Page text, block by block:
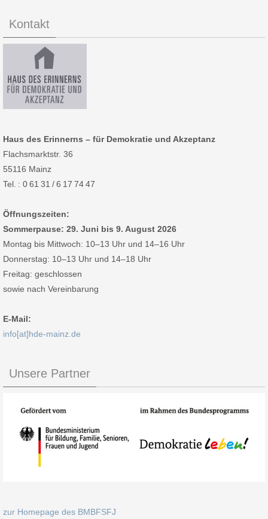
Kontakt
Haus des Erinnerns – für Demokratie und Akzeptanz
Flachsmarktstr. 36
55116 Mainz
Tel. : 0 61 31 / 6 17 74 47
Öffnungszeiten:
Sommerpause: 29. Juni bis 9. August 2026
Montag bis Mittwoch: 10–13 Uhr und 14–16 Uhr
Donnerstag: 10–13 Uhr und 14–18 Uhr
Freitag: geschlossen
sowie nach Vereinbarung
E-Mail:
info[at]hde-mainz.de
Unsere Partner
zur Homepage des BMBFSFJ